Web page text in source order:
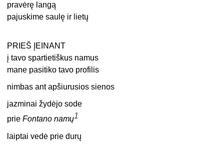
pravėrę langą
pajuskime saulę ir lietų
PRIEŠ ĮEINANT
į tavo spartietiškus namus
mane pasitiko tavo profilis
nimbas ant apšiurusios sienos
jazminai žydėjo sode
prieFontano namų1
laiptai vedė prie durų